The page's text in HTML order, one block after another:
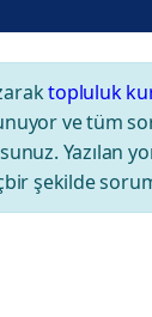
topluluk
ve tüm
Yazılan
şekilde